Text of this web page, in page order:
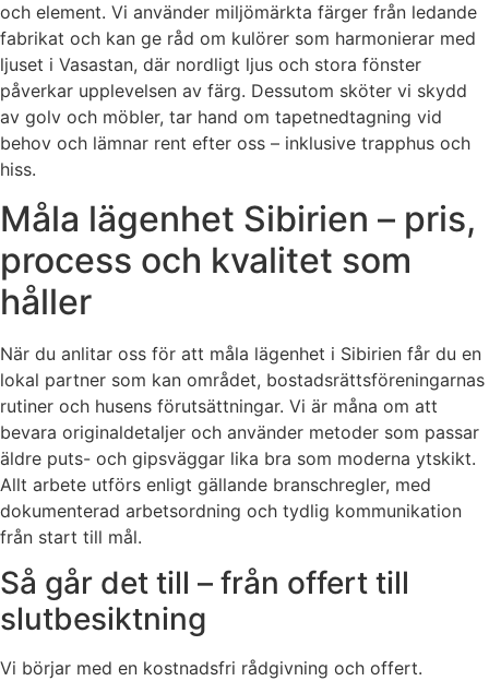
och element. Vi använder miljömärkta färger från ledande
fabrikat och kan ge råd om kulörer som harmonierar med
ljuset i Vasastan, där nordligt ljus och stora fönster
påverkar upplevelsen av färg. Dessutom sköter vi skydd
av golv och möbler, tar hand om tapetnedtagning vid
behov och lämnar rent efter oss – inklusive trapphus och
hiss.
Måla lägenhet Sibirien – pris,
process och kvalitet som
håller
När du anlitar oss för att måla lägenhet i Sibirien får du en
lokal partner som kan området, bostadsrättsföreningarnas
rutiner och husens förutsättningar. Vi är måna om att
bevara originaldetaljer och använder metoder som passar
äldre puts- och gipsväggar lika bra som moderna ytskikt.
Allt arbete utförs enligt gällande branschregler, med
dokumenterad arbetsordning och tydlig kommunikation
från start till mål.
Så går det till – från offert till
slutbesiktning
Vi börjar med en kostnadsfri rådgivning och offert.